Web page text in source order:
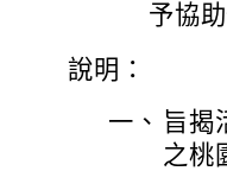
予協
說明：
一、 旨揭
之桃